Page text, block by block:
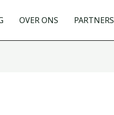
OVER ONS PARTNERS